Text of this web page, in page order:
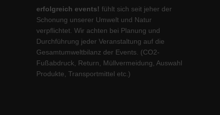
erfolgreich events! fühlt sich seit jeher der
Schonung unserer Umwelt und Natur
verpflichtet. Wir achten bei Planung und
Durchführung jeder Veranstaltung auf die
Gesamtumweltbilanz der Events. (CO2-
Fußabdruck, Return, Müllvermeidung, Auswahl
Produkte, Transportmittel etc.)